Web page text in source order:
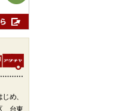
め、
、台東